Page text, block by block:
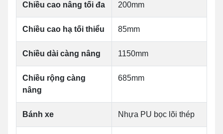
Chiều cao nâng tối đa 200mm
Chiều cao hạ tối thiểu 85mm
Chiều dài càng nâng 1150mm
Chiều rộng càng
nâng
685mm
Bánh xe Nhựa PU bọc lõi thép